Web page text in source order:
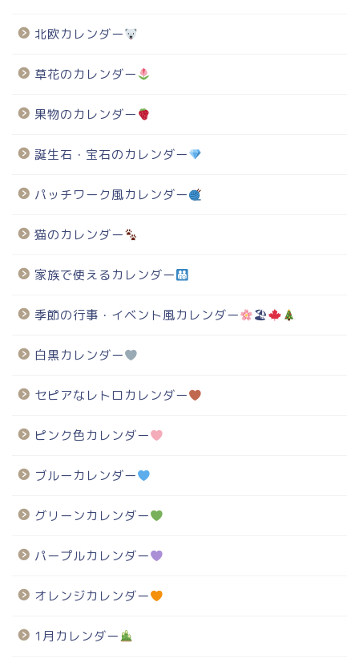
北欧カレンダー
草花のカレンダー
果物のカレンダー
誕生石・宝石のカレンダー
パッチワーク風カレンダー
猫のカレンダー
家族で使えるカレンダー
季節の行事・イベント風カレンダー 🏖
白黒カレンダー
セピアなレトロカレンダー
ピンク色カレンダー
ブルーカレンダー
グリーンカレンダー
パープルカレンダー
オレンジカレンダー
1月カレンダー